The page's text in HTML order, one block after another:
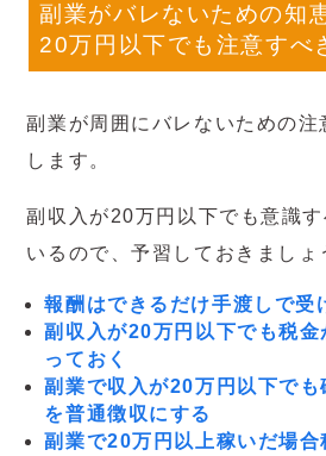
副業がバレないための知
20万円以下でも注意すべ
副業が周囲にバレないための注
します。
副収入が20万円以下でも意識
いるので、予習しておきましょ
報酬はできるだけ手渡しで受
副収入が20万円以下でも税金
っておく
副業で収入が20万円以下で
を普通徴収にする
副業で20万円以上稼いだ場